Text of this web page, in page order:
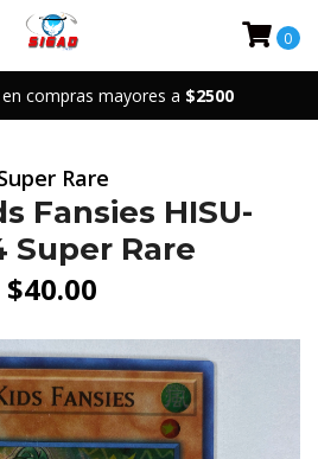
compras mayores a $2500
0
Rare
Fansies HISU-
Super Rare
$40.00